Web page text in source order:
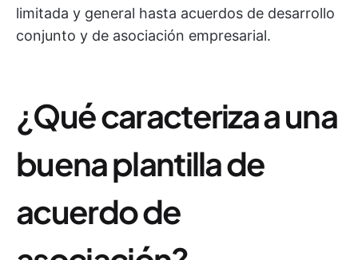
limitada y general hasta acuerdos de desarrollo
conjunto y de asociación empresarial.
¿Qué caracteriza a una
buena plantilla de
acuerdo de